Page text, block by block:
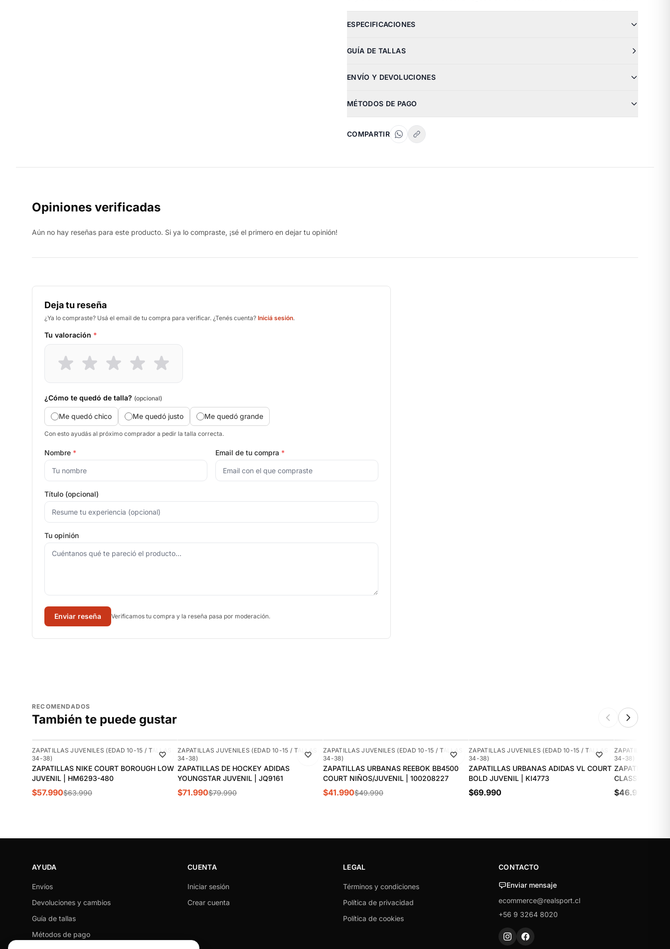
ESPECIFICACIONES
GUÍA DE TALLAS
ENVÍO Y DEVOLUCIONES
MÉTODOS DE PAGO
COMPARTIR
Opiniones verificadas
Aún no hay reseñas para este producto. Si ya lo compraste, ¡sé el primero en dejar tu opinión!
Deja tu reseña
¿Ya lo compraste? Usá el email de tu compra para verificar. ¿Tenés cuenta? Iniciá sesión.
Tu valoración *
¿Cómo te quedó de talla? (opcional)
Me quedó chico Me quedó justo Me quedó grande
Con esto ayudás al próximo comprador a pedir la talla correcta.
Nombre * Email de tu compra *
Título (opcional)
Tu opinión
Enviar reseña Verificamos tu compra y la reseña pasa por moderación.
RECOMENDADOS
También te puede gustar
-9%
ZAPATILLAS JUVENILES (EDAD 10-15 / TALLAS
34-38)
ZAPATILLAS NIKE COURT BOROUGH LOW
JUVENIL | HM6293-480
$57.990$63.990
-10%
ZAPATILLAS JUVENILES (EDAD 10-15 / TALLAS
34-38)
ZAPATILLAS DE HOCKEY ADIDAS
YOUNGSTAR JUVENIL | JQ9161
$71.990$79.990
-16%
ZAPATILLAS JUVENILES (EDAD 10-15 / TALLAS
34-38)
ZAPATILLAS URBANAS REEBOK BB4500
COURT NIÑOS/JUVENIL | 100208227
$41.990$49.990
NUEVO
ZAPATILLAS JUVENILES (EDAD 10-15 / TALLAS
34-38)
ZAPATILLAS URBANAS ADIDAS VL COURT
BOLD JUVENIL | KI4773
$69.990
NUEVO
ZAPATILLAS
34-38)
ZAPATILLAS
CLASSIC
$46.990
AYUDA
Envíos
Devoluciones y cambios
Guía de tallas
Métodos de pago
CUENTA
Iniciar sesión
Crear cuenta
LEGAL
Términos y condiciones
Política de privacidad
Política de cookies
CONTACTO
Enviar mensaje
ecommerce@realsport.cl
+56 9 3264 8020